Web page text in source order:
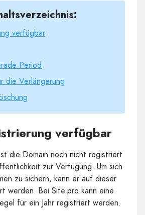
verfügbar
Period
die Verlängerung
verfügbar
die Domain noch nicht registriert
zur Verfügung. Um sich
zu sichern, kann er auf dieser
werden. Bei Site.pro kann eine
für ein Jahr registriert werden.